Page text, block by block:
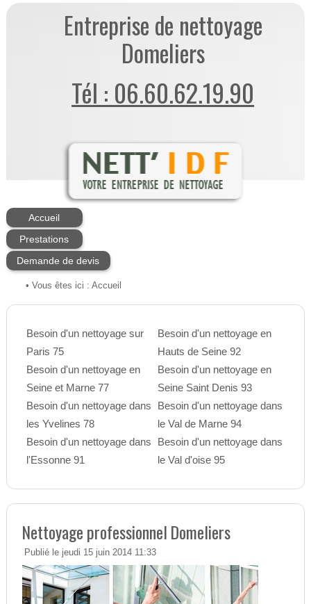
Entreprise de nettoyage
Domeliers
Tél : 06.60.62.19.90
Accueil
Prestations
Demande de devis
• Vous êtes ici : Accueil
Besoin d'un nettoyage sur
Paris 75
Besoin d'un nettoyage en
Seine et Marne 77
Besoin d'un nettoyage dans
les Yvelines 78
Besoin d'un nettoyage dans
l'Essonne 91
Besoin d'un nettoyage en
Hauts de Seine 92
Besoin d'un nettoyage en
Seine Saint Denis 93
Besoin d'un nettoyage dans
le Val de Marne 94
Besoin d'un nettoyage dans
le Val d'oise 95
Nettoyage professionnel Domeliers
Publié le jeudi 15 juin 2014 11:33